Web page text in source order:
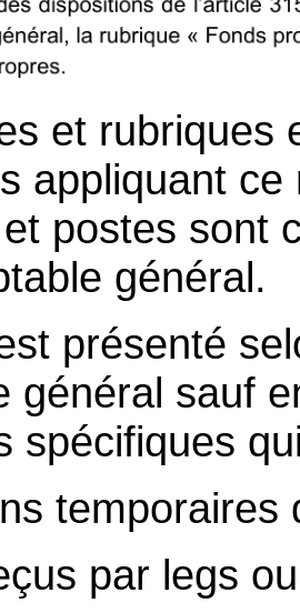
et rubriques
appliquant
postes sont
général.
présenté
général sauf
spécifiques
temporaires
par legs